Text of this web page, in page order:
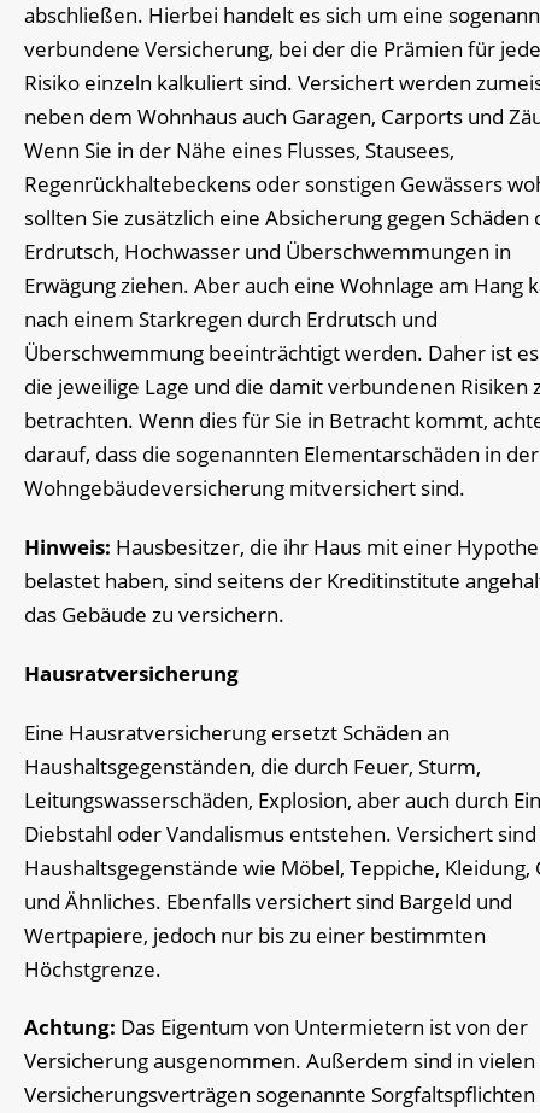
abschließen. Hierbei handelt es sich um eine
verbundene Versicherung, bei der die Prämien für
Risiko einzeln kalkuliert sind. Versichert werden
neben dem Wohnhaus auch Garagen, Carports und
Wenn Sie in der Nähe eines Flusses, Stausees,
Regenrückhaltebeckens oder sonstigen Gewässers
sollten Sie zusätzlich eine Absicherung gegen Schäden
Erdrutsch, Hochwasser und Überschwemmungen in
Erwägung ziehen. Aber auch eine Wohnlage am Hang
nach einem Starkregen durch Erdrutsch und
Überschwemmung beeinträchtigt werden. Daher ist
die jeweilige Lage und die damit verbundenen Risiken
betrachten. Wenn dies für Sie in Betracht kommt,
darauf, dass die sogenannten Elementarschäden in der
Wohngebäudeversicherung mitversichert sind.
Hinweis: Hausbesitzer, die ihr Haus mit einer
belastet haben, sind seitens der Kreditinstitute
das Gebäude zu versichern.
Hausratversicherung
Eine Hausratversicherung ersetzt Schäden an
Haushaltsgegenständen, die durch Feuer, Sturm,
Leitungswasserschäden, Explosion, aber auch durch
Diebstahl oder Vandalismus entstehen. Versichert
Haushaltsgegenstände wie Möbel, Teppiche, Kleidung,
und Ähnliches. Ebenfalls versichert sind Bargeld und
Wertpapiere, jedoch nur bis zu einer bestimmten
Höchstgrenze.
Achtung: Das Eigentum von Untermietern ist von der
Versicherung ausgenommen. Außerdem sind in vielen
Versicherungsverträgen sogenannte Sorgfaltspflichten